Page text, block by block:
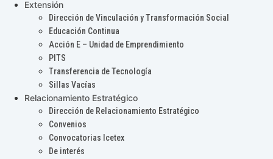
Extensión
Dirección de Vinculación y Transformación Social
Educación Continua
Acción E – Unidad de Emprendimiento
PITS
Transferencia de Tecnología
Sillas Vacías
Relacionamiento Estratégico
Dirección de Relacionamiento Estratégico
Convenios
Convocatorias Icetex
De interés